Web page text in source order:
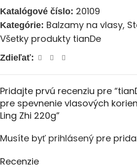
Katalógové číslo: 20109
Kategórie: Balzamy na vlasy,
Všetky produkty tianDe
Zdieľať:
Recenzie
Pridajte prvú recenziu pre
pre spevnenie vlasových
Ling Zhi 220g”
Musíte byť prihlásený pre